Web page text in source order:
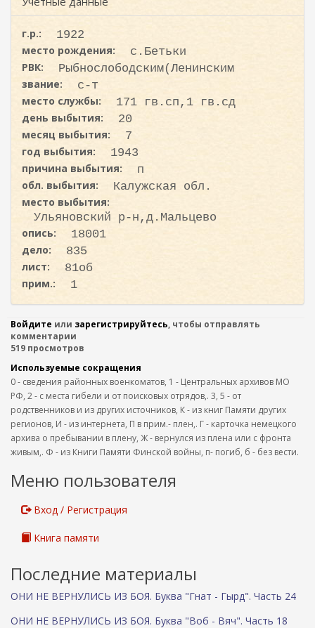
и
г.р.:
1922
место рождения:
с.Бетьки
РВК:
Рыбнослободским(Ленинским
звание:
с-т
место службы:
171 гв.сп,1 гв.сд
день выбытия:
20
месяц выбытия:
7
год выбытия:
1943
причина выбытия:
п
обл. выбытия:
Калужская обл.
место выбытия:
Ульяновский р-н,д.Мальцево
опись:
18001
дело:
835
лист:
81об
прим.:
1
Войдите или зарегистрируйтесь, чтобы отправлять
комментарии
519 просмотров
Используемые сокращения
0 - сведения районных военкоматов, 1 - Центральных архивов МО
РФ, 2 - с места гибели и от поисковых отрядов,. 3, 5 - от
родственников и из других источников, К - из книг Памяти других
регионов, И - из интернета, П в прим.- плен,. Г - карточка немецкого
архива о пребывании в плену, Ж - вернулся из плена или с фронта
живым,. Ф - из Книги Памяти Финской войны, п- погиб, б - без вести.
Меню пользователя
Вход / Регистрация
Книга памяти
Последние материалы
ОНИ НЕ ВЕРНУЛИСЬ ИЗ БОЯ. Буква "Гнат - Гырд". Часть 24
ОНИ НЕ ВЕРНУЛИСЬ ИЗ БОЯ. Буква "Воб - Вяч". Часть 18